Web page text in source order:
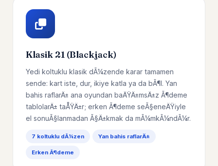
Klasik 21 (Blackjack)
Yedi koltuklu klasik dÃ¼zende karar tamamen
sende: kart iste, dur, ikiye katla ya da bÃ¶l. Yan
bahis raflarÄ± ana oyundan baÄŸÄ±msÄ±z Ã¶deme
tablolarÄ± taÅŸÄ±r; erken Ã¶deme seÃ§eneÄŸiyle
el sonuÃ§lanmadan Ã§Ä±kmak da mÃ¼mkÃ¼ndÃ¼r.
7 koltuklu dÃ¼zen Yan bahis raflarÄ±
Erken Ã¶deme